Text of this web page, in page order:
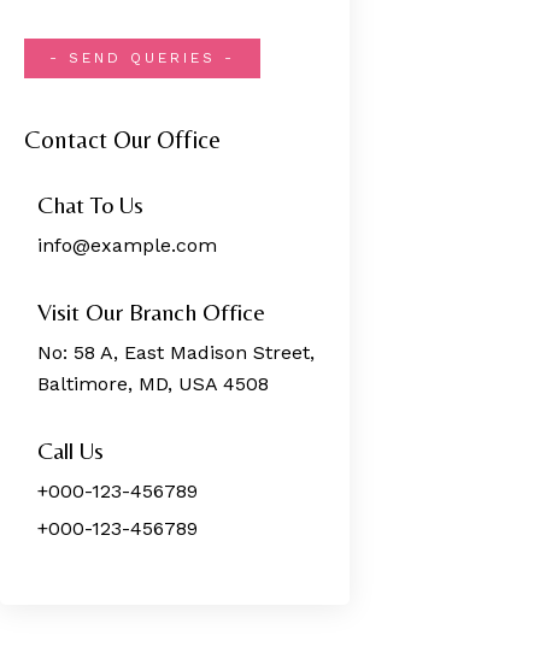
Contact Our Office
Chat To Us
info@example.com
Visit Our Branch Office
No: 58 A, East Madison Street,
Baltimore, MD, USA 4508
Call Us
+000-123-456789
+000-123-456789